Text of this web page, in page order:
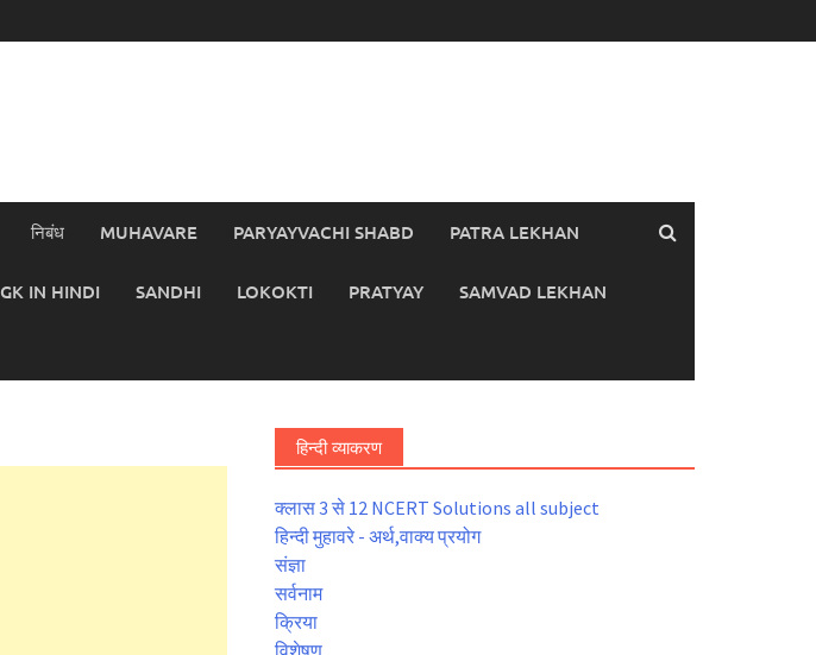
निबंध MUHAVARE PARYAYVACHI SHABD PATRA LEKHAN
GK IN HINDI SANDHI LOKOKTI PRATYAY SAMVAD LEKHAN
हिन्दी व्याकरण
क्लास 3 से 12 NCERT Solutions all subject
हिन्दी मुहावरे - अर्थ,वाक्य प्रयोग
संज्ञा
सर्वनाम
क्रिया
विशेषण